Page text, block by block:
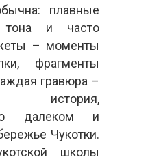
плавные
и часто
– моменты
фрагменты
гравюра –
история,
о далеком и
Чукотки.
школы